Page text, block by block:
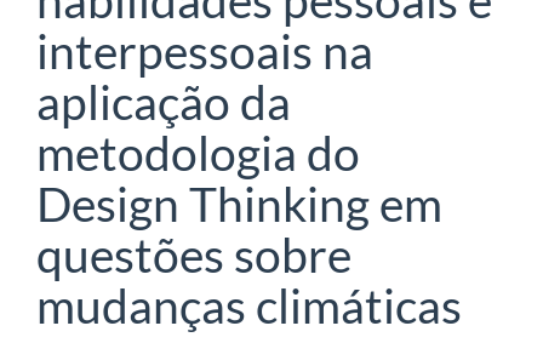
interpessoais na
aplicação da
metodologia do
Design Thinking em
questões sobre
mudanças climáticas